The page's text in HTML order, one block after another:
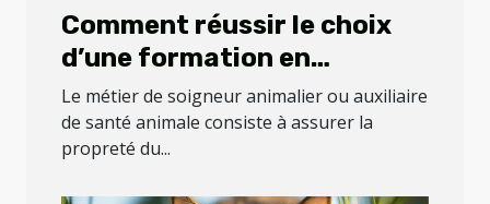
Comment réussir le choix
d’une formation en
soigneur animalier ou
auxiliaire de santé
animale ?
Le métier de soigneur animalier ou auxiliaire
de santé animale consiste à assurer la
propreté du...